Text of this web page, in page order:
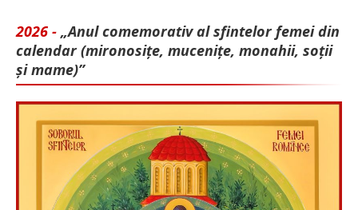
2026 - „Anul comemorativ al sfintelor femei din
calendar (mironosițe, mu­cenițe, monahii, soții
și mame)”